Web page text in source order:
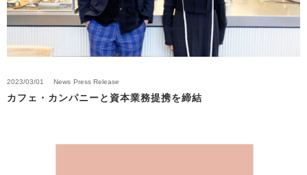
2023/03/01 News Press Release
カフェ・カンパニーと資本業務提携を締結